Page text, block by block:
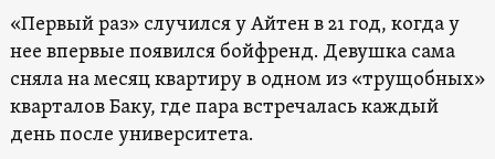
«Первый раз» случился у Айтен в 21 год, когда у
нее впервые появился бойфренд. Девушка сама
сняла на месяц квартиру в одном из «трущобных»
кварталов Баку, где пара встречалась каждый
день после университета.